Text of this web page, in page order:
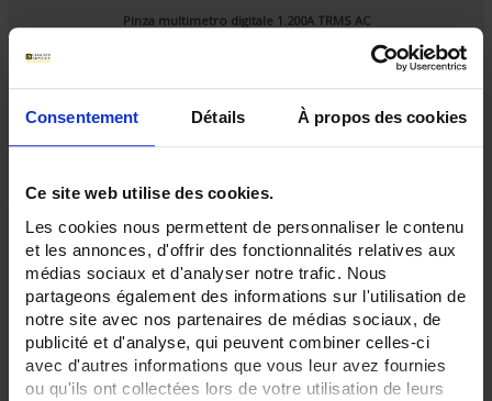
Consentement Détails À propos des cookies
Ce site web utilise des cookies.
Les cookies nous permettent de personnaliser le contenu
et les annonces, d'offrir des fonctionnalités relatives aux
médias sociaux et d'analyser notre trafic. Nous
partageons également des informations sur l'utilisation de
notre site avec nos partenaires de médias sociaux, de
publicité et d'analyse, qui peuvent combiner celles-ci
avec d'autres informations que vous leur avez fournies
ou qu'ils ont collectées lors de votre utilisation de leurs
Pinza multimetro digitale 1.200A TRMS AC